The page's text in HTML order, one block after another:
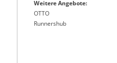
Weitere Angebote:
OTTO
Runnershub